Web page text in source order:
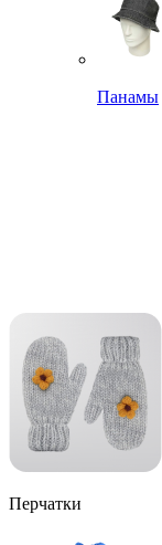
Панамы
Перчатки